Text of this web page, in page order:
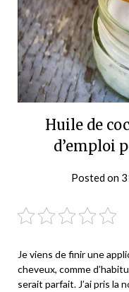
Huile de
d’emploi
Posted on
Je viens de finir une
cheveux, comme
serait parfait. J’ai pris la